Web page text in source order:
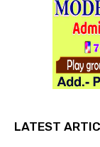
LATEST